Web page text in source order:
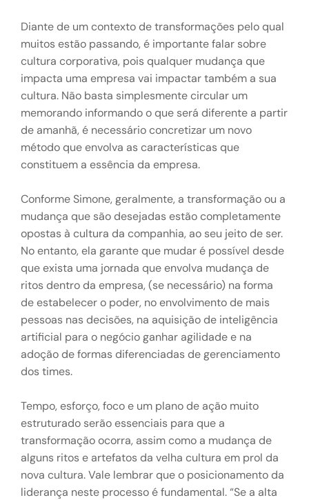
Diante de um contexto de transformações pelo qual
muitos estão passando, é importante falar sobre
cultura corporativa, pois qualquer mudança que
impacta uma empresa vai impactar também a sua
cultura. Não basta simplesmente circular um
memorando informando o que será diferente a partir
de amanhã, é necessário concretizar um novo
método que envolva as características que
constituem a essência da empresa.
Conforme Simone, geralmente, a transformação ou a
mudança que são desejadas estão completamente
opostas à cultura da companhia, ao seu jeito de ser.
No entanto, ela garante que mudar é possível desde
que exista uma jornada que envolva mudança de
ritos dentro da empresa, (se necessário) na forma
de estabelecer o poder, no envolvimento de mais
pessoas nas decisões, na aquisição de inteligência
artificial para o negócio ganhar agilidade e na
adoção de formas diferenciadas de gerenciamento
dos times.
Tempo, esforço, foco e um plano de ação muito
estruturado serão essenciais para que a
transformação ocorra, assim como a mudança de
alguns ritos e artefatos da velha cultura em prol da
nova cultura. Vale lembrar que o posicionamento da
liderança neste processo é fundamental. “Se a alta